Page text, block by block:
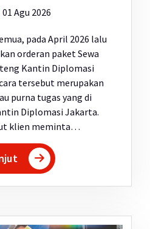
01 Agu 2026
pada April 2026 lalu
orderan paket Sewa
Kantin Diplomasi
tersebut merupakan
purna tugas yang di
Diplomasi Jakarta.
klien meminta…